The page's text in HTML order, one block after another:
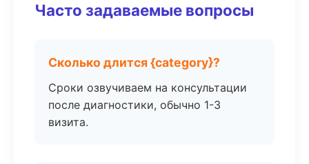
Часто задаваемые вопросы
Сколько длится {category}?
Сроки озвучиваем на консультации
после диагностики, обычно 1-3
визита.